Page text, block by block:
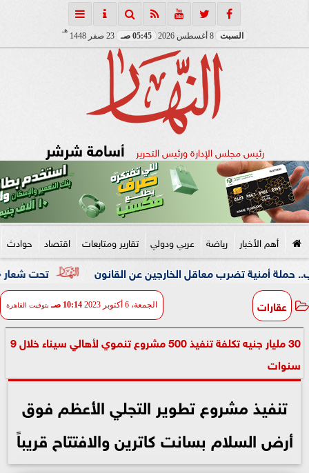
السبت 8 أغسطس 2026 05:45 صـ 23 صفر 1448
هـ
رئيس مجلس الإدارة ورئيس التحرير أسامة شرشر
أهم الأخبار رياضة عربي ودولي تقارير ومتابعات اقتصاد حوادث
تحت شعار «خدمة بيوت معاقل الخارجين عن القانون
عقارات الجمعة، 6 أكتوبر 2023 10:14 صـ بتوقيت القاهرة
30 مليار جنيه تكلفة تنفيذ 500 مشروع تنموي لأهالي سيناء خلال 9
سنوات
تنفيذ مشروع تطوير التجلي الأعظم فوق
أرض السلام بسانت كاترين والافتتاح قريباً